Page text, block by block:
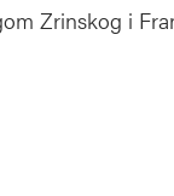
Zrinskog i